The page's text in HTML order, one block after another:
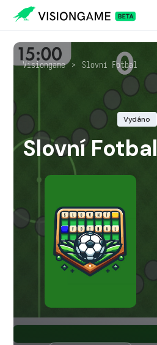
Visiongame > Slovní Fotbal
Vydáno
Slovní Fotbal